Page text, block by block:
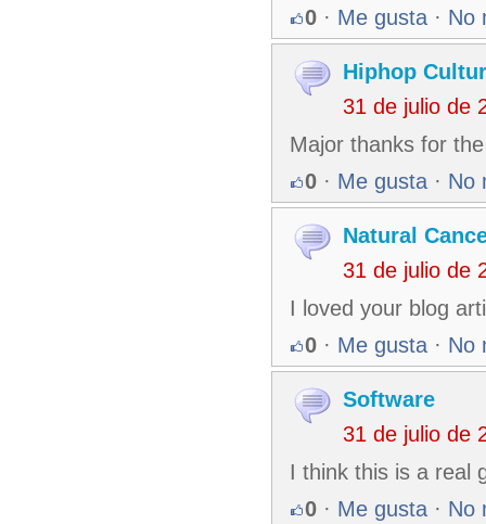
0 · Me gusta · No
Hiphop
31 de julio de
Major thanks for
0 · Me gusta · No
Natural
31 de julio de
I loved your blog
0 · Me gusta · No
Software
31 de julio de
I think this is a real
0 · Me gusta · No